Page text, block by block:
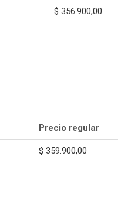
$ 356.900,00
Precio regular
$ 359.900,00